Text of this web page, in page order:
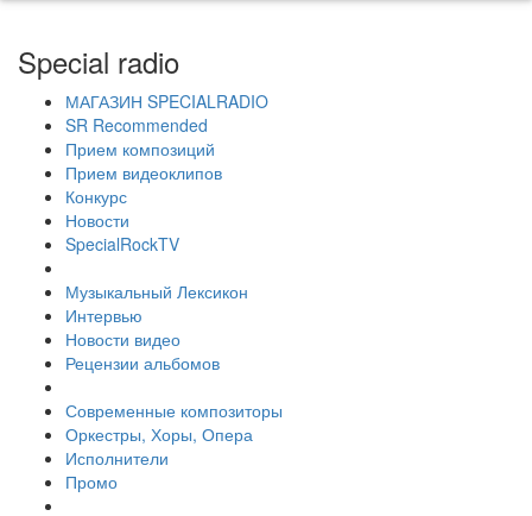
Special radio
МАГАЗИН SPECIALRADIO
SR Recommended
Прием композиций
Прием видеоклипов
Конкурс
Новости
SpecialRockTV
Музыкальный Лексикон
Интервью
Новости видео
Рецензии альбомов
Современные композиторы
Оркестры, Хоры, Опера
Исполнители
Промо